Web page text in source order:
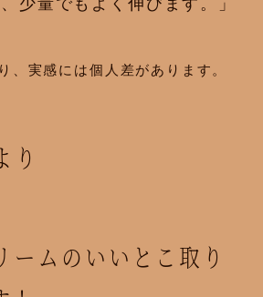
少量でもよく伸びます。」
、実感には個人差があります。
り
ームのいいとこ取り